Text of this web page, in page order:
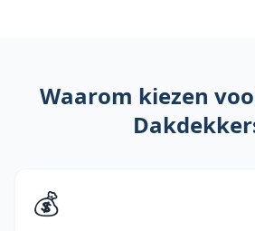
Waarom kiezen
💰